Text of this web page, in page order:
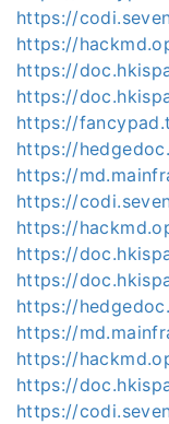
https://
https://
https://
https://
https://
https://
https://
https://
https://
https://
https://
https://
https://
https://
https://
https://